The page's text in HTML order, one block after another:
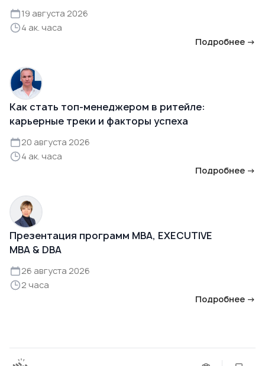
19 августа 2026
4 ак. часа
Подробнее →
Как стать топ-менеджером в ритейле:
карьерные треки и факторы успеха
20 августа 2026
4 ак. часа
Подробнее →
Презентация программ MBA, EXECUTIVE
MBA & DBA
26 августа 2026
2 часа
Подробнее →